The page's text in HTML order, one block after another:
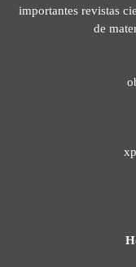
importantes revistas
de